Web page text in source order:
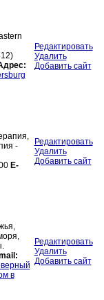
Редактировать
Удалить
Добавить сайт
-
E-
Редактировать
Удалить
Добавить сайт
в
Редактировать
Удалить
Добавить сайт